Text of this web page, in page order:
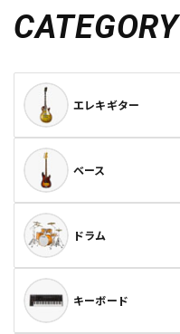
CATEGORY
エレキギター
ベース
ドラム
キーボード